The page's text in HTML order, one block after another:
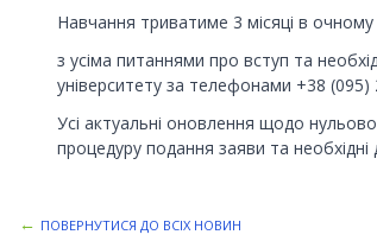
Навчання триватиме 3 місяці в
з усіма питаннями про вступ та
університету за телефонами +38
Усі актуальні оновлення щодо
процедуру подання заяви та необхідні
← ПОВЕРНУТИСЯ ДО ВСІХ НОВИН